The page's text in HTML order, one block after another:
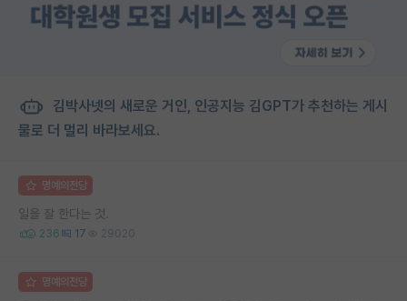
김박사넷의 새로운 거인, 인공지능 김GPT가 추천하는 게시
물로 더 멀리 바라보세요.
명예의전당
일을 잘 한다는 것.
236 17 29020
명예의전당